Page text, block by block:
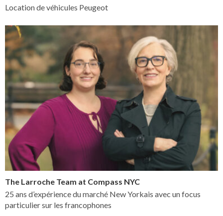
Location de véhicules Peugeot
The Larroche Team at Compass NYC
25 ans d’expérience du marché New Yorkais avec un focus
particulier sur les francophones